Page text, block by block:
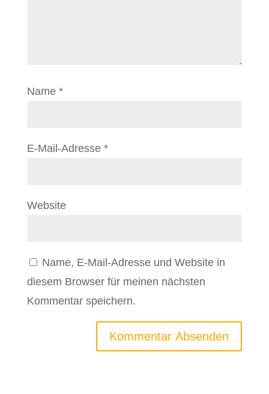
Name *
E-Mail-Adresse *
Website
Name, E-Mail-Adresse und Website in
diesem Browser für meinen nächsten
Kommentar speichern.